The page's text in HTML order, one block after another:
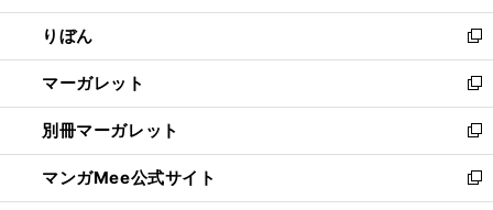
開
く
ウ
で
開
く
ン
ド
ウ
で
開
く
ウ
ィ
ン
ド
ウ
で
開
く
りぼん
新
し
い
ウ
ィ
ン
ド
ウ
マーガレット
新
し
い
ウ
ィ
ン
別冊マーガレット
新
し
い
ウ
マンガMee公式サイト
新
し